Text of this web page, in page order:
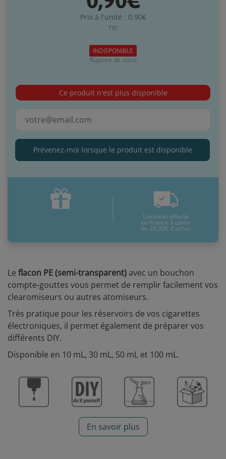
Le flacon PE (semi-transparent)avec un bouchon
compte-gouttes vous permet de remplir facilement vos
clearomiseurs ou autres atomiseurs.
Très pratique pour les réservoirs de vos cigarettes
électroniques, il permet également de préparer vos
différents DIY.
Disponible en 10 mL, 30 mL, 50 mL et 100 mL.
En savoir plus
Prix à l'unité : 0,90€
TTC
INDISPONIBLE
Rupture de stock
Ce produit n'est plus disponible
Prévenez-moi lorsque le produit est disponible
Livraison offerte
en France à partir
de 29,90€ d'achat